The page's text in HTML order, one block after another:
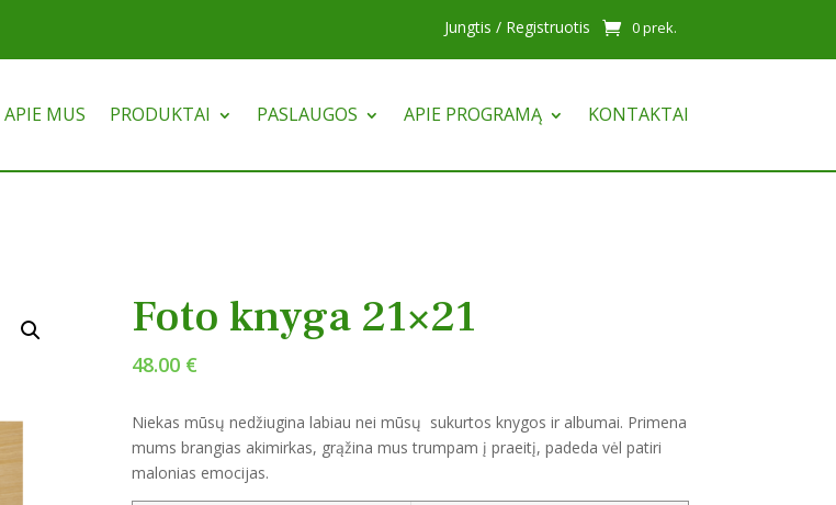
Jungtis / Registruotis 0 prek.
APIE MUS PRODUKTAI PASLAUGOS APIE PROGRAMĄ KONTAKTAI
Foto knyga 21×21
48.00 €
Niekas mūsų nedžiugina labiau nei mūsų sukurtos knygos ir albumai. Primena
mums brangias akimirkas, grąžina mus trumpam į praeitį, padeda vėl patiri
malonias emocijas.